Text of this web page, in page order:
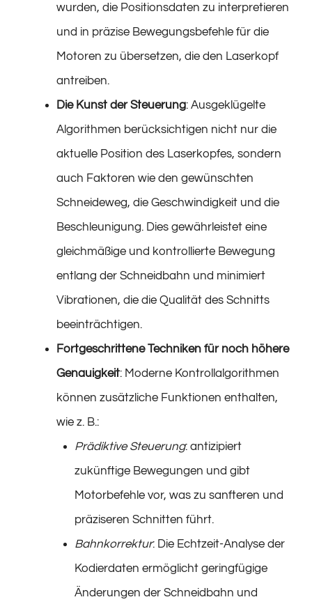
wurden, die Positionsdaten zu interpretieren
und in präzise Bewegungsbefehle für die
Motoren zu übersetzen, die den Laserkopf
antreiben.
Die Kunst der Steuerung: Ausgeklügelte
Algorithmen berücksichtigen nicht nur die
aktuelle Position des Laserkopfes, sondern
auch Faktoren wie den gewünschten
Schneideweg, die Geschwindigkeit und die
Beschleunigung. Dies gewährleistet eine
gleichmäßige und kontrollierte Bewegung
entlang der Schneidbahn und minimiert
Vibrationen, die die Qualität des Schnitts
beeinträchtigen.
Fortgeschrittene Techniken für noch höhere
Genauigkeit: Moderne Kontrollalgorithmen
können zusätzliche Funktionen enthalten,
wie z. B.:
Prädiktive Steuerung: antizipiert
zukünftige Bewegungen und gibt
Motorbefehle vor, was zu sanfteren und
präziseren Schnitten führt.
Bahnkorrektur: Die Echtzeit-Analyse der
Kodierdaten ermöglicht geringfügige
Änderungen der Schneidbahn und